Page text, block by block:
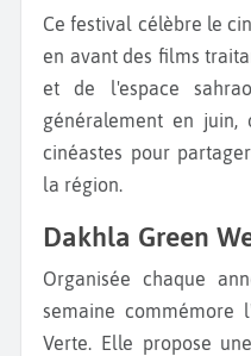
Ce festival célèbre le cinéma documentaire, mettant
en avant des films
et de l'espace
généralement en juin,
cinéastes pour
la région.
Dakhla Green
Organisée chaque année début novembre, cette
semaine commémore
Verte. Elle propose